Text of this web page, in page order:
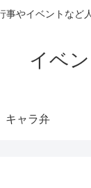
事やイベントなど
イベ
キャラ弁